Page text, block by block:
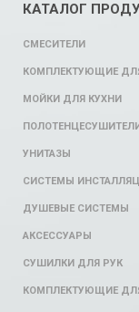
КАТАЛОГ
СМЕСИТЕЛИ
КОМПЛЕКТУЮЩИЕ
МОЙКИ ДЛЯ КУХНИ
УНИТАЗЫ
СИСТЕМЫ
ДУШЕВЫЕ СИСТЕМЫ
АКСЕССУАРЫ
СУШИЛКИ ДЛЯ РУК
КОМПЛЕКТУЮЩИЕ